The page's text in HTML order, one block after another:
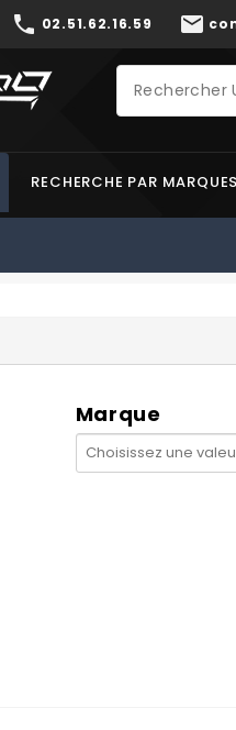
phone 02.51.62.16.59 mail
RECHERCHE PAR MARQUES
Marque